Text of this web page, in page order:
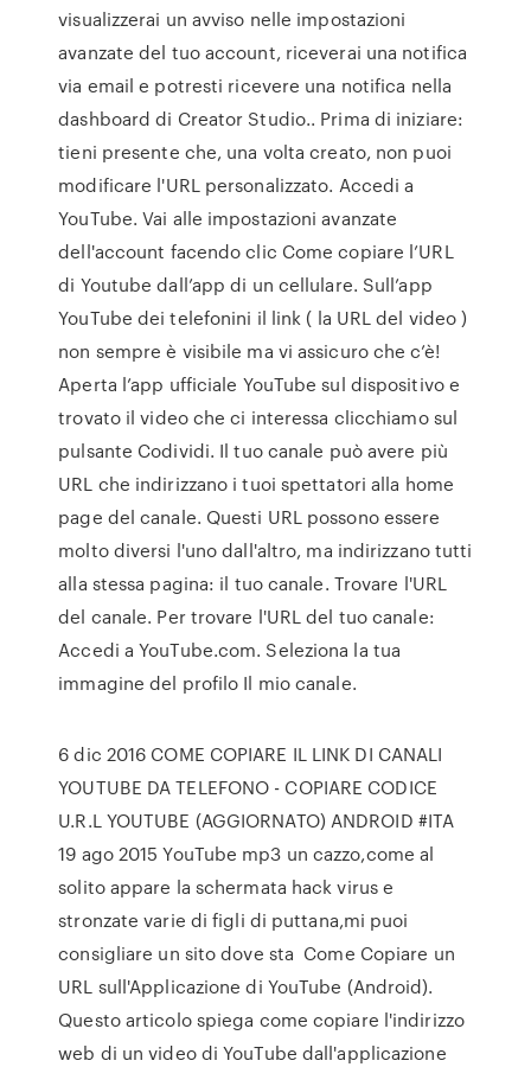
visualizzerai un avviso nelle impostazioni
avanzate del tuo account, riceverai una notifica
via email e potresti ricevere una notifica nella
dashboard di Creator Studio.. Prima di iniziare:
tieni presente che, una volta creato, non puoi
modificare l'URL personalizzato. Accedi a
YouTube. Vai alle impostazioni avanzate
dell'account facendo clic Come copiare l’URL
di Youtube dall’app di un cellulare. Sull’app
YouTube dei telefonini il link ( la URL del video )
non sempre è visibile ma vi assicuro che c’è!
Aperta l’app ufficiale YouTube sul dispositivo e
trovato il video che ci interessa clicchiamo sul
pulsante Codividi. Il tuo canale può avere più
URL che indirizzano i tuoi spettatori alla home
page del canale. Questi URL possono essere
molto diversi l'uno dall'altro, ma indirizzano tutti
alla stessa pagina: il tuo canale. Trovare l'URL
del canale. Per trovare l'URL del tuo canale:
Accedi a YouTube.com. Seleziona la tua
immagine del profilo Il mio canale.
6 dic 2016 COME COPIARE IL LINK DI CANALI
YOUTUBE DA TELEFONO - COPIARE CODICE
U.R.L YOUTUBE (AGGIORNATO) ANDROID #ITA
19 ago 2015 YouTube mp3 un cazzo,come al
solito appare la schermata hack virus e
stronzate varie di figli di puttana,mi puoi
consigliare un sito dove sta Come Copiare un
URL sull'Applicazione di YouTube (Android).
Questo articolo spiega come copiare l'indirizzo
web di un video di YouTube dall'applicazione